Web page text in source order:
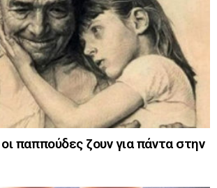
οι παππούδες ζουν για πάντα στην